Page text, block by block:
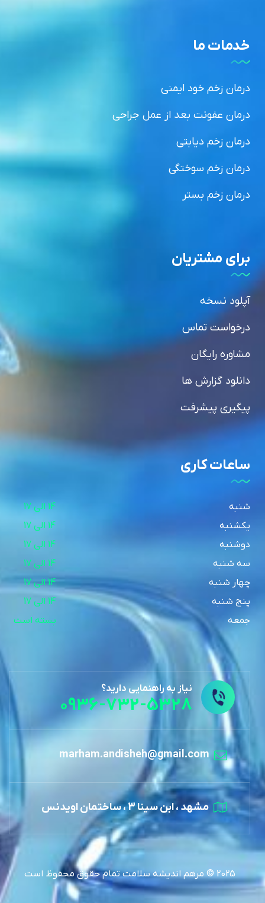
خدمات ما
درمان زخم خود ایمنی
درمان عفونت بعد از عمل جراحی
درمان زخم دیابتی
درمان زخم سوختگی
درمان زخم بستر
برای مشتریان
آپلود نسخه
درخواست تماس
مشاوره رایگان
دانلود گزارش ها
پیگیری پیشرفت
ساعات کاری
شنبه
یکشنبه
دوشنبه
سه شنبه
چهار شنبه
14 الی 17
پنج شنبه
14 الی 17
جمعه
بسته است
نیاز به راهنمایی دارید؟
0936-732-5328
marham.andisheh@gmail.com
مشهد ، ابن سینا 3 ، ساختمان اویدنس
2025 © مرهم اندیشه سلامت تمام حقوق محفوظ است